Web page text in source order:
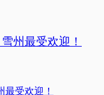
州最受欢迎！